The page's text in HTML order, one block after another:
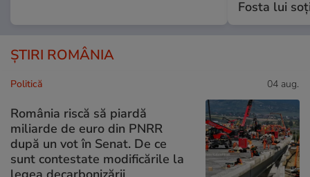
Fosta lui
ȘTIRI ROMÂNIA
Politică 04 aug.
România riscă să piardă
miliarde de euro din PNRR
după un vot în Senat. De ce
sunt contestate modificările la